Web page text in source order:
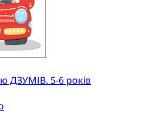
ДЗУМІВ. 5-6 років